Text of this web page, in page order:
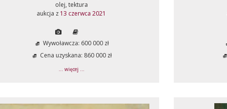
olej, tektura
aukcja z 13 czerwca 2021
Wywoławcza: 600 000 zł
Cena uzyskana: 860 000 zł
... więcej ...